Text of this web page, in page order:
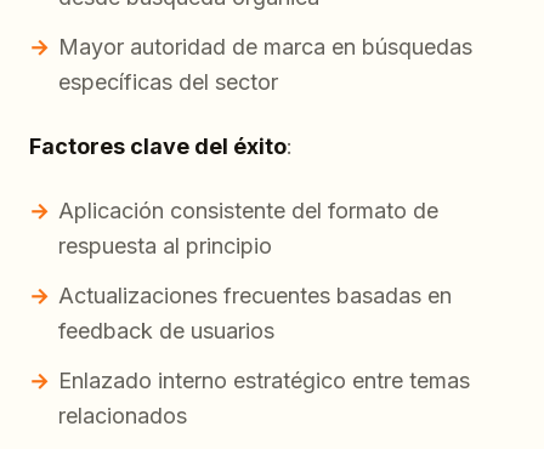
Mayor autoridad de marca en búsquedas
específicas del sector
Factores clave del éxito:
Aplicación consistente del formato de
respuesta al principio
Actualizaciones frecuentes basadas en
feedback de usuarios
Enlazado interno estratégico entre temas
relacionados